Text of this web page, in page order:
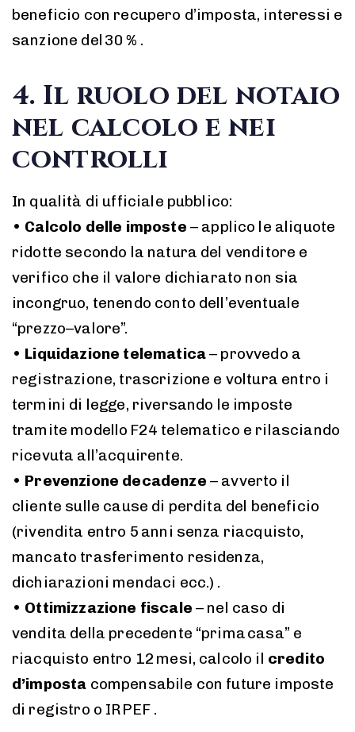
beneficio con recupero d’imposta, interessi e
sanzione del 30 % .
4. Il ruolo del notaio
nel calcolo e nei
controlli
In qualità di ufficiale pubblico:
• Calcolo delle imposte – applico le aliquote
ridotte secondo la natura del venditore e
verifico che il valore dichiarato non sia
incongruo, tenendo conto dell’eventuale
“prezzo–valore”.
• Liquidazione telematica– provvedo a
registrazione, trascrizione e voltura entro i
termini di legge, riversando le imposte
tramite modello F24 telematico e rilasciando
ricevuta all’acquirente.
• Prevenzione decadenze – avverto il
cliente sulle cause di perdita del beneficio
(rivendita entro 5 anni senza riacquisto,
mancato trasferimento residenza,
dichiarazioni mendaci ecc.) .
• Ottimizzazione fiscale – nel caso di
vendita della precedente “prima casa” e
riacquisto entro 12 mesi, calcolo il credito
d’imposta compensabile con future imposte
di registro o IRPEF .